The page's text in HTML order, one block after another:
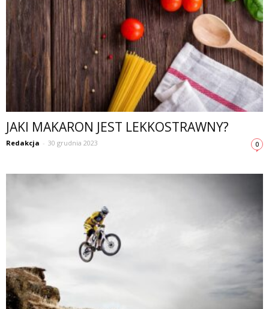
JAKI MAKARON JEST LEKKOSTRAWNY?
Redakcja - 30 grudnia 2023 0